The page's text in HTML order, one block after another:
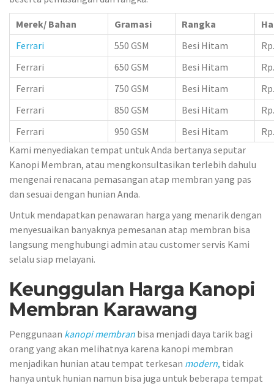
Merek/ Bahan Gramasi Rangka
Ferrari
550 GSM Besi Hitam
Ferrari
650 GSM Besi Hitam
Ferrari
750 GSM Besi Hitam
Ferrari
850 GSM Besi Hitam
Ferrari
950 GSM Besi Hitam
Kami menyediakan tempat untuk Anda bertanya seputar
Kanopi Membran, atau mengkonsultasikan terlebih dahulu
mengenai renacana pemasangan atap membran yang pas
dan sesuai dengan hunian Anda.
Untuk mendapatkan penawaran harga yang menarik dengan
menyesuaikan banyaknya pemesanan atap membran bisa
langsung menghubungi admin atau customer servis Kami
selalu siap melayani.
Keunggulan Harga Kanopi
Membran Karawang
Penggunaan kanopi membran bisa menjadi daya tarik bagi
orang yang akan melihatnya karena kanopi membran
menjadikan hunian atau tempat terkesan modern, tidak
hanya untuk hunian namun bisa juga untuk beberapa tempat